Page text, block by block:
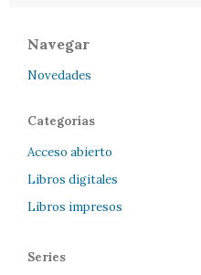
Navegar
Novedades
Categorías
Acceso abierto
Libros digitales
Libros impresos
Series